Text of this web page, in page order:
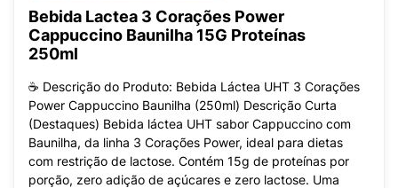
Bebida Lactea 3 Corações Power
Cappuccino Baunilha 15G Proteínas
250ml
☕ Descrição do Produto: Bebida Láctea UHT 3 Corações
Power Cappuccino Baunilha (250ml) Descrição Curta
(Destaques) Bebida láctea UHT sabor Cappuccino com
Baunilha, da linha 3 Corações Power, ideal para dietas
com restrição de lactose. Contém 15g de proteínas por
porção, zero adição de açúcares e zero lactose. Uma